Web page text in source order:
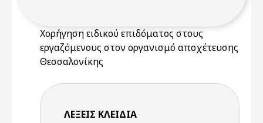
Χορήγηση ειδικού επιδόματος στους
εργαζόμενους στον οργανισμό αποχέτευσης
Θεσσαλονίκης
ΛΈΞΕΙΣ KΛΕΙΔΙΆ